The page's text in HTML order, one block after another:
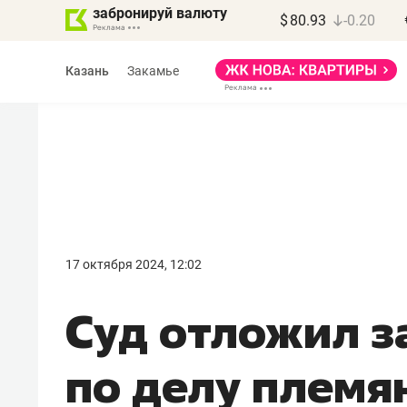
забронируй валюту $ 80.93 -0.20
Казань Закамье
17 октября 2024, 12:02
Суд отложил
по делу
девелопера – найти
правильный продукт»
Девелопер из топ-10*
Башкортостана входит в Татарстан